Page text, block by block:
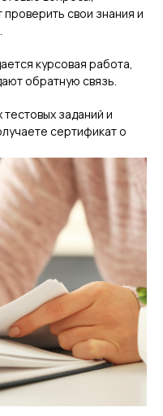
свои знания и
курсовая работа,
обратную связь.
заданий и
сертификат о